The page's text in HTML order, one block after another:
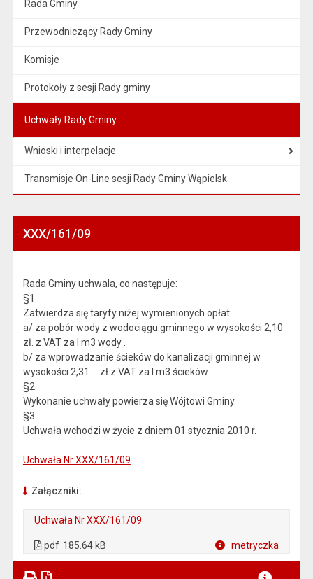
Rada Gminy
Przewodniczący Rady Gminy
Komisje
Protokoły z sesji Rady gminy
Uchwały Rady Gminy
Wnioski i interpelacje
Transmisje On-Line sesji Rady Gminy Wąpielsk
XXX/161/09
Rada Gminy uchwala, co następuje:
§1
Zatwierdza się taryfy niżej wymienionych opłat:
a/ za pobór wody z wodociągu gminnego w wysokości 2,10
zł. z VAT za l m3 wody .
b/ za wprowadzanie ścieków do kanalizacji gminnej w
wysokości 2,31 zł z VAT za l m3 ścieków.
§2
Wykonanie uchwały powierza się Wójtowi Gminy.
§3
Uchwała wchodzi w życie z dniem 01 stycznia 2010 r.
Uchwała Nr XXX/161/09
Załączniki:
Uchwała Nr XXX/161/09
pdf 185.64 kB metryczka